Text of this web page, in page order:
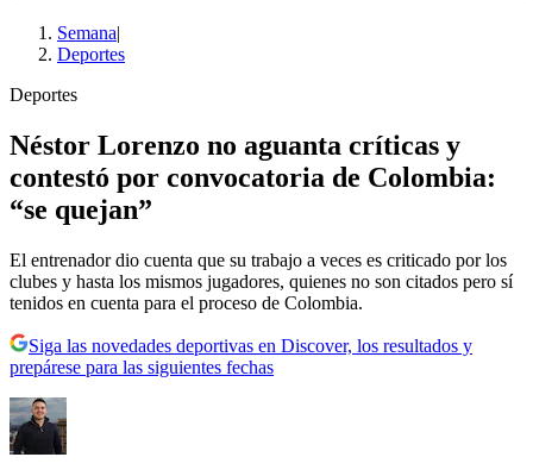
Semana|
Deportes
Deportes
Néstor Lorenzo no aguanta críticas y
contestó por convocatoria de Colombia:
“se quejan”
El entrenador dio cuenta que su trabajo a veces es criticado por los
clubes y hasta los mismos jugadores, quienes no son citados pero sí
tenidos en cuenta para el proceso de Colombia.
Siga las novedades deportivas en Discover, los resultados y
prepárese para las siguientes fechas